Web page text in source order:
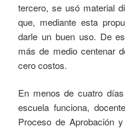
tercero, se usó material
que, mediante esta
darle un buen uso. De
más de medio centenar
cero costos.
En menos de cuatro
escuela funciona,
Proceso de Aprobación